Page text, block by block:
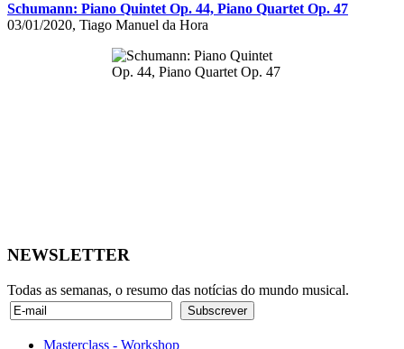
Schumann: Piano Quintet Op. 44, Piano Quartet Op. 47
03/01/2020, Tiago Manuel da Hora
NEWSLETTER
Todas as semanas, o resumo das notícias do mundo musical.
Masterclass - Workshop